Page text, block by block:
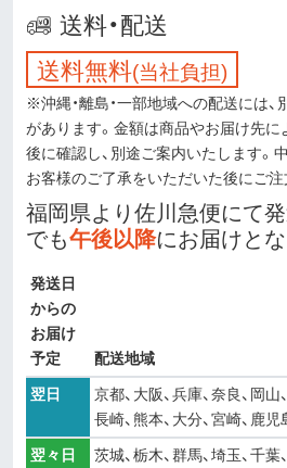
送料・配送
送料無料(当社負担)
※沖縄・離島・一部地域への配送には
があります。金額は商品やお届け先に
後に確認し、別途ご案内いたします。
お客様のご了承をいただいた後にご注
発送日
からの
お届け
予定
配送地域
翌日
京都、大阪、兵庫、奈良、岡山
長崎、熊本、大分、宮崎、鹿児
翌々日
茨城、栃木、群馬、埼玉、千葉
福岡県より佐川急便にて
でも午後以降にお届けとな